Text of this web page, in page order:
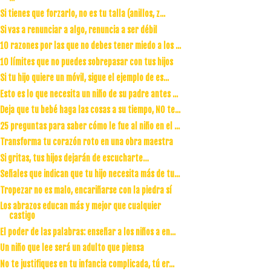
Si tienes que forzarlo, no es tu talla (anillos, z...
Si vas a renunciar a algo, renuncia a ser débil
10 razones por las que no debes tener miedo a los ...
10 límites que no puedes sobrepasar con tus hijos
Si tu hijo quiere un móvil, sigue el ejemplo de es...
Esto es lo que necesita un niño de su padre antes ...
Deja que tu bebé haga las cosas a su tiempo, NO te...
25 preguntas para saber cómo le fue al niño en el ...
Transforma tu corazón roto en una obra maestra
Si gritas, tus hijos dejarán de escucharte…
Señales que indican que tu hijo necesita más de tu...
Tropezar no es malo, encariñarse con la piedra sí
Los abrazos educan más y mejor que cualquier
castigo
El poder de las palabras: enseñar a los niños a en...
Un niño que lee será un adulto que piensa
No te justifiques en tu infancia complicada, tú er...